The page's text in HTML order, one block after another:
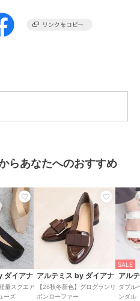
り、歩行時に引っ掛けないよう十
は十分にご注意ください。
で色味が違って見える場合があり
受け取ることができます！
ダイアナ
ダイアナ
バレエシューズ
らあなたへのおすすめ
ダイアナ
量スクエア
ーズ
アルテミス by ダイアナ
【26秋冬新色】グログランリ
ボンローファー
SALE
アル
ダブル
ンダル